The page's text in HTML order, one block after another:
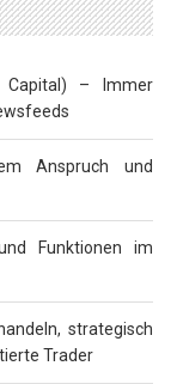
Capital) – Immer
Anspruch und
Funktionen im
strategisch
Trader